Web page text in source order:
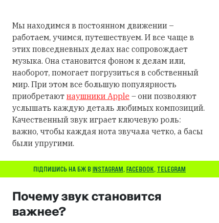
Мы находимся в постоянном движении –
работаем, учимся, путешествуем. И все чаще в
этих повседневных делах нас сопровождает
музыка. Она становится фоном к делам или,
наоборот, помогает погрузиться в собственный
мир. При этом все большую популярность
приобретают наушники Apple – они позволяют
услышать каждую деталь любимых композиций.
Качественный звук играет ключевую роль:
важно, чтобы каждая нота звучала четко, а басы
были упругими.
ПІДПИШИСЬ НА БЖ В INSTAGRAM, FACEBOOK, TELEGRAM
Почему звук становится
важнее?